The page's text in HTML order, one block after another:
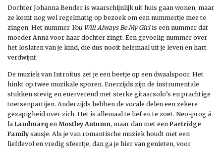
Dochter Johanna Bender is waarschijnlijk uit huis gaan wonen, maar
ze komt nog wel regelmatig op bezoek om een nummertje mee te
zingen. Het nummer You Will Always Be My Girlis een nummer dat
moeder Anna voor haar dochter zingt. Een gevoelig nummer over
het loslaten van je kind, die dus nooit helemaal uit je leven en hart
verdwijnt.
De muziek van Introitus zet je een beetje op een dwaalspoor. Het
hinkt op twee muzikale sporen. Enerzijds zijn de instrumentale
stukken stevig en enerverend met sterke gitaarsolo’s en prachtige
toetsenpartijen. Anderzijds hebben de vocale delen een zekere
gezapigheid over zich. Het is allemaal te lief en te zoet. Neo-prog á
la Landmarq en Mostley Autumn, maar dan met een Partridge
Familysausje. Als je van romantische muziek houdt met een
liefdevol en vredig sfeertje, dan ga je hier van genieten, voor